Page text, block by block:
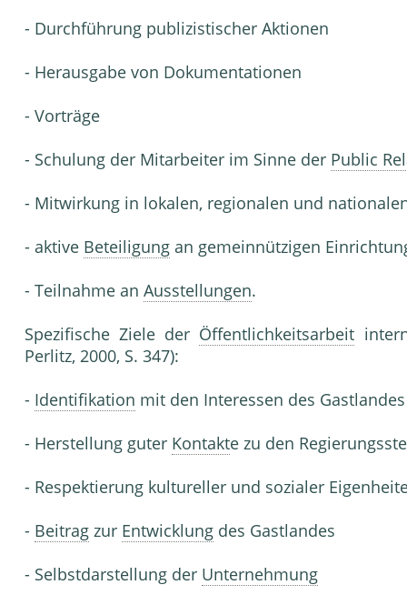
- Durchführung publizistischer Aktionen
- Herausgabe von Dokumentationen
- Vorträge
- Schulung der Mitarbeiter im Sinne der Public
- Mitwirkung in lokalen, regionalen und
- aktive Beteiligung an gemeinnützigen
- Teilnahme an Ausstellungen.
Spezifische Ziele der Öffentlichkeitsarbeit
Perlitz, 2000, S. 347):
- Identifikation mit den Interessen des Gastlandes
- Herstellung guter Kontakte zu den
- Respektierung kultureller und sozialer
- Beitrag zur Entwicklung des Gastlandes
- Selbstdarstellung der Unternehmung